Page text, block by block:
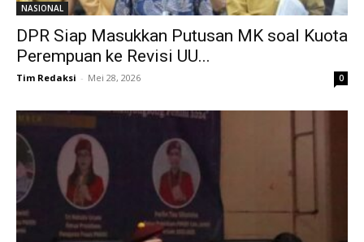
NASIONAL
DPR Siap Masukkan Putusan MK soal Kuota
Perempuan ke Revisi UU...
Tim Redaksi - Mei 28, 2026 0